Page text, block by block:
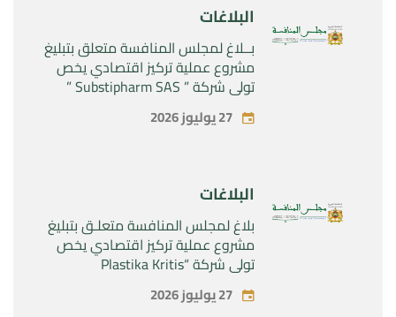
البلاغات
بــلاغ لمجلس المنافسة متعلق بتبليغ
مشروع عملية تركيز اقتصادي يخص
تولي شركة ” Substipharm SAS ”
المراقبة الحصرية للأصول والحقوق
المتعلقة بالمنتجين الصيدلانيين”
27 يوليوز 2026
البلاغات
بلاغ لمجلس المنافسة متعلـق بتبليغ
مشروع عملية تركيز اقتصادي يخص
تولي شركة “Plastika Kritis
SA”المراقبة الحصرية لشركة
“Naturplas Industrial SARL” 27 يوليوز 2026